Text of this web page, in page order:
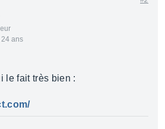
ans
le fait très bien :